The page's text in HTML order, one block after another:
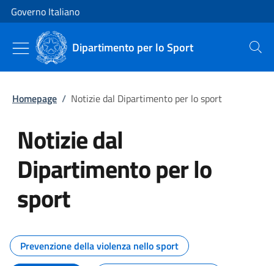
Vai al contenuto
Vai alla navigazione del sito
Governo Italiano
Dipartimento per lo Sport Cerca
Homepage / Notizie dal Dipartimento per lo sport
Notizie dal
Dipartimento per lo
sport
Tutti i contenuti della pagina
Prevenzione della violenza nello sport